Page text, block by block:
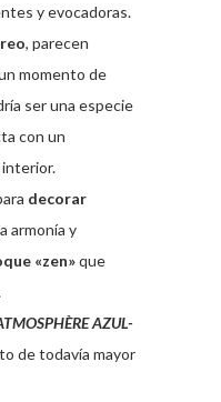
y evocadoras.
, parecen
momento de
ser una especie
con un
decorar
armonía y
«zen»que
AZUL-
de todavía mayor